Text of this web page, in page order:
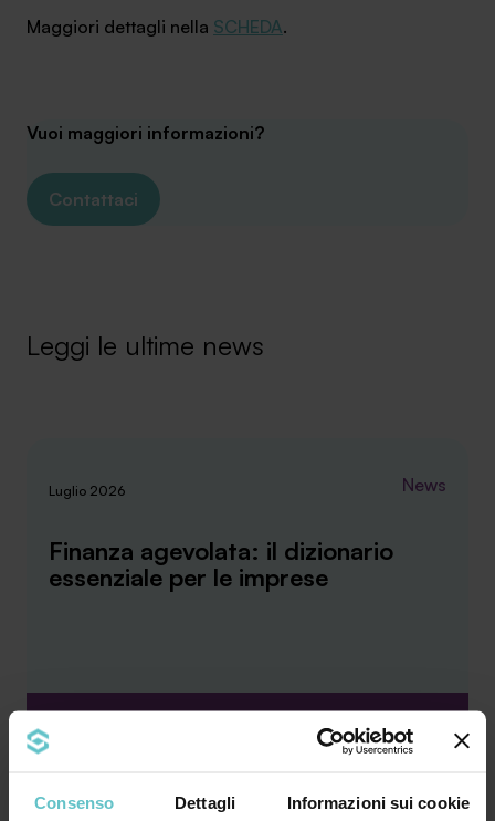
Consenso Dettagli Informazioni sui cookie
Maggiori dettagli nella SCHEDA.
Vuoi maggiori informazioni?
Contattaci
Leggi le ultime news
Luglio 2026 News
Finanza agevolata: il dizionario
essenziale per le imprese
Bando, contributo a fondo perduto, leasing,
credito d’imposta, rendicontazione… Il